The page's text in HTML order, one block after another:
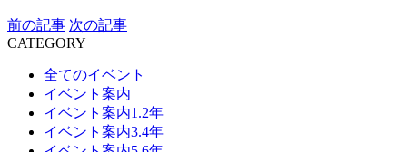
前の記事 次の記事
CATEGORY
全てのイベント
イベント案内
イベント案内1.2年
イベント案内3.4年